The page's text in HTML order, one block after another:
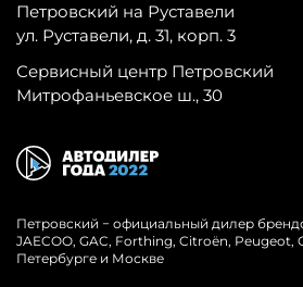
Петровский на Руставели
ул. Руставели, д. 31, корп. 3
Сервисный центр Петровский
Митрофаньевское ш., 30
Петровский − официальный дилер
JAECOO, GAC, Forthing, Citroёn, Peugeot,
Петербурге и Москве